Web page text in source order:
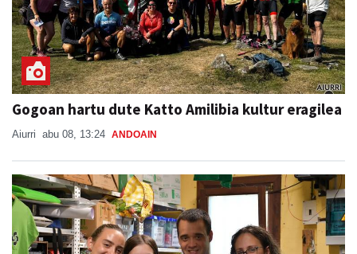
Gogoan hartu dute Katto Amilibia kultur eragilea
Aiurri abu 08, 13:24 ANDOAIN